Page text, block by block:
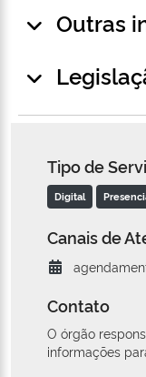
Outras
Tipo de
Digital
Canais de
Contato
O órgão
informações